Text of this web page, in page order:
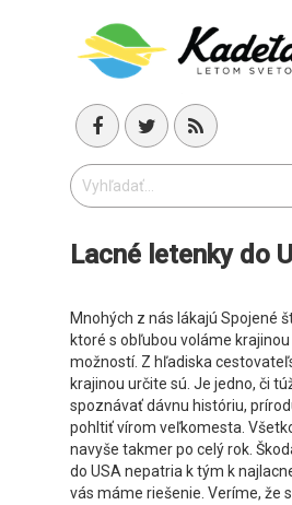
Lacné letenky do
Mnohých z nás lákajú Spojené
ktoré s obľubou voláme
možností. Z hľadiska
krajinou určite sú. Je jedno, či
spoznávať dávnu históriu,
pohltiť vírom veľkomesta.
navyše takmer po celý rok.
do USA nepatria k tým k
vás máme riešenie. Veríme, že